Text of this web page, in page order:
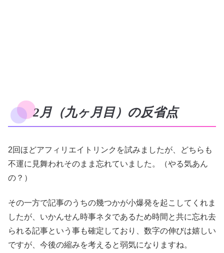
2月（九ヶ月目）の反省点
2回ほどアフィリエイトリンクを試みましたが、どちらも
不運に見舞われそのまま忘れていました。（やる気あん
の？）
その一方で記事のうちの幾つかが小爆発を起こしてくれま
したが、いかんせん時事ネタであるため時間と共に忘れ去
られる記事という事も確定しており、数字の伸びは嬉しい
ですが、今後の縮みを考えると弱気になりますね。